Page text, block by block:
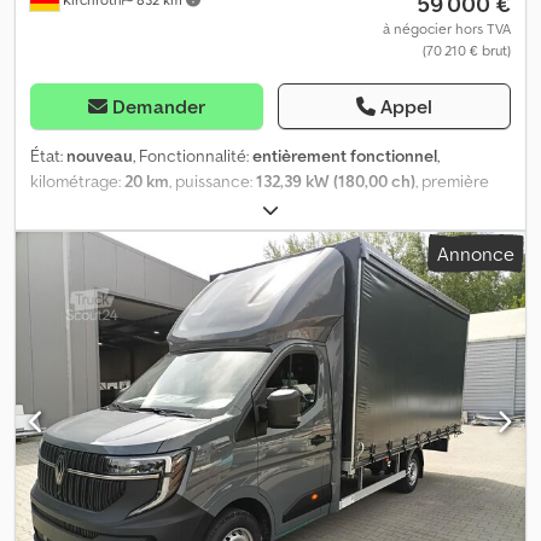
à négocier hors TVA
(70 210 € brut)
Demander Appel
État: nouveau, Fonctionnalité:entièrement fonctionnel,
kilométrage: 20 km , puissance:132,39 kW (180,00 ch) , première
, type de carburant:
2 650 kg, poids maximal de charge:850 kg, poids total:3 500 kg,
état des pneus:100 pourcentage, empattement:4 100 mm,
prochaine inspection (TÜV): 12/2027, capacité du réservoir de
carburant:100 l, couleur:blanc, type d'engrenage: automatique,
classe d'émission: Euro 6, nombre de sièges: 2
, volume de l'espace
de chargement:
21 m³, longueur de l'espace de chargement:
4 200 mm, largeur de l’espace de chargement:
, hauteur
de l'espace de chargement:2 300 mm, Année de construction:
2025
, Équipement:ABS, AdBlue, Bluetooth, Port USB, airbag,
assistance au maintien de voie, attelage de remorque, béquet,
capteurs de stationnement, chauffage de stationnement,
climatisation, contrôle de la pression des pneus, contrôle de
traction, direction assistée, filtre à particules, historique
Annonce